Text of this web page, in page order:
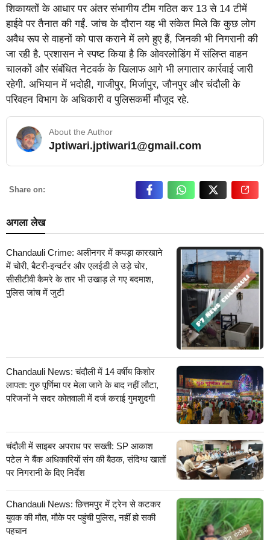
शिकायतों के आधार पर अंतर संभागीय टीम गठित कर 13 से 14 टीमें
हाईवे पर तैनात की गईं. जांच के दौरान यह भी संकेत मिले कि कुछ लोग
अवैध रूप से वाहनों को पास कराने में लगे हुए हैं, जिनकी भी निगरानी की
जा रही है. प्रशासन ने स्पष्ट किया है कि ओवरलोडिंग में संलिप्त वाहन
चालकों और संबंधित नेटवर्क के खिलाफ आगे भी लगातार कार्रवाई जारी
रहेगी. अभियान में भदोही, गाजीपुर, मिर्जापुर, जौनपुर और चंदौली के
परिवहन विभाग के अधिकारी व पुलिसकर्मी मौजूद रहे.
About the Author
Jptiwari.jptiwari1@gmail.com… Read More
Share on:
अगला लेख
Chandauli Crime: अलीनगर में कपड़ा कारखाने
में चोरी, बैटरी-इन्वर्टर और एलईडी ले उड़े चोर,
सीसीटीवी कैमरे के तार भी उखाड़ ले गए बदमाश,
पुलिस जांच में जुटी
Chandauli News: चंदौली में 14 वर्षीय किशोर
लापता: गुरु पूर्णिमा पर मेला जाने के बाद नहीं लौटा,
परिजनों ने सदर कोतवाली में दर्ज कराई गुमशुदगी
चंदौली में साइबर अपराध पर सख्ती: SP आकाश
पटेल ने बैंक अधिकारियों संग की बैठक, संदिग्ध खातों
पर निगरानी के दिए निर्देश
Chandauli News: छित्तमपुर में ट्रेन से कटकर
युवक की मौत, मौके पर पहुंची पुलिस, नहीं हो सकी
पहचान